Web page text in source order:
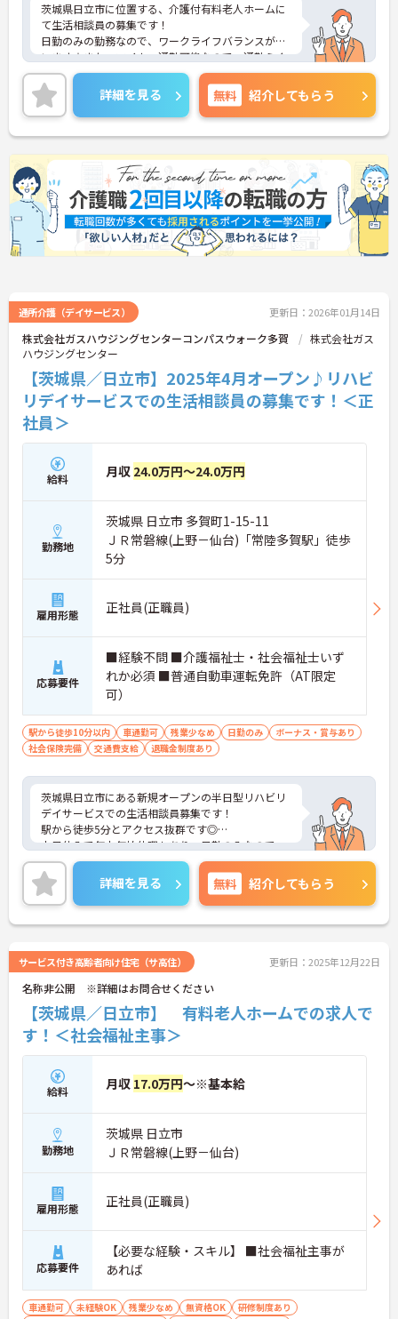
茨城県日立市に位置する、介護付有料老人ホームに
て生活相談員の募集です！
日勤のみの勤務なので、ワークライフバランスが叶
います☆また、マイカー通勤可能なので、通勤らく
らくです◎
ご興味のある方には、面接対策ポイントなど、さら
に詳細をお話しいたしますのでお気軽にご相談くだ
さい！
詳細を見る 無料 紹介してもらう
通所介護（デイサービス） 更新日：2026年01月14日
株式会社ガスハウジングセンターコンパスウォーク多賀
株式会社ガス
ハウジングセンター
【茨城県／日立市】2025年4月オープン♪リハビ
リデイサービスでの生活相談員の募集です！＜正
社員＞
給料 月収 24.0万円～24.0万円
勤務地
茨城県 日立市 多賀町1-15-11
ＪＲ常磐線(上野－仙台)「常陸多賀駅」徒歩
5分
雇用形態 正社員(正職員)
応募要件
■経験不問 ■介護福祉士・社会福祉士いず
れか必須 ■普通自動車運転免許（AT限定
可）
駅から徒歩10分以内 車通勤可 残業少なめ 日勤のみ
ボーナス・賞与あり
社会保険完備
交通費支給 退職金制度あり
茨城県日立市にある新規オープンの半日型リハビリ
デイサービスでの生活相談員募集です！
駅から徒歩5分とアクセス抜群です◎
土日休みで年末年始休暇もあり、日勤のみなので、
プライベートも充実できます☆
ご興味がある方はご面接のポイントをお伝えします
ので、お気軽にお問い合わせください！
詳細を見る 無料 紹介してもらう
サービス付き高齢者向け住宅（サ高住） 更新日：2025年12月22日
名称非公開 ※詳細はお問合せください
【茨城県／日立市】 有料老人ホームでの求人で
す！＜社会福祉主事＞
給料 月収 17.0万円～※基本給
勤務地
茨城県 日立市
ＪＲ常磐線(上野－仙台)
雇用形態 正社員(正職員)
応募要件
【必要な経験・スキル】 ■社会福祉主事が
あれば
車通勤可 未経験OK 残業少なめ 無資格OK
研修制度あり